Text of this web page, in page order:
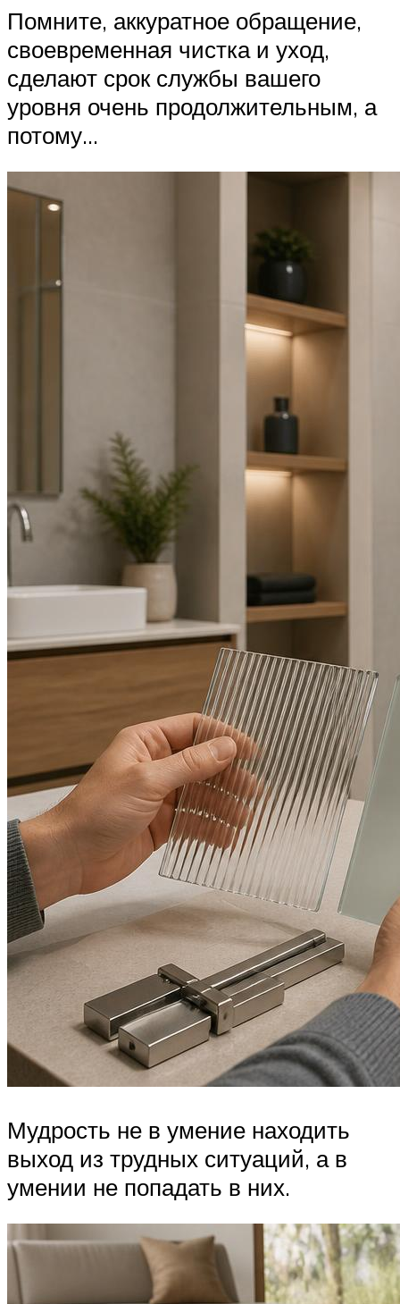
Помните, аккуратное обращение,
своевременная чистка и уход,
сделают срок службы вашего
уровня очень продолжительным, а
потому…
Мудрость не в умение находить
выход из трудных ситуаций, а в
умении не попадать в них.